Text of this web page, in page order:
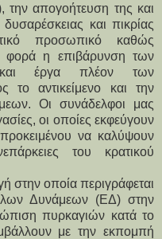
απογοήτευση της και
και πικρίας
προσωπικό καθώς
φορά η επιβάρυνση των
έργα πλέον των
αντικείμενο και την
Οι συνάδελφοι μας
οι οποίες εκφεύγουν
να καλύψουν
του κρατικού
στην οποία περιγράφεται
Δυνάμεων (ΕΔ) στην
πυρκαγιών κατά το
με την εκπομπή